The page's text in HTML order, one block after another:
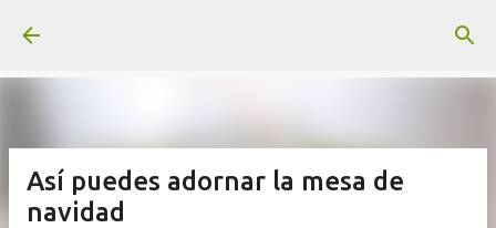
Así puedes adornar la mesa de
navidad